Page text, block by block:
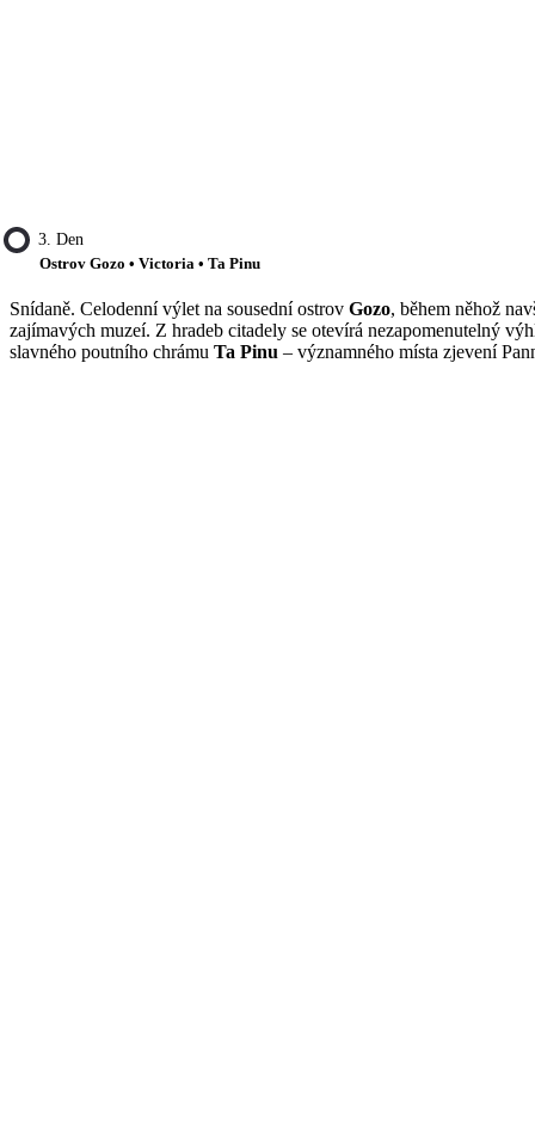
3. Den
Ostrov Gozo • Victoria • Ta Pinu
Snídaně. Celodenní výlet na sousední ostrov Gozo, během něhož
zajímavých muzeí. Z hradeb citadely se otevírá nezapomenutelný
slavného poutního chrámu Ta Pinu – významného místa zjevení